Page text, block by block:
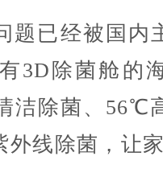
已经被国内
3D除菌舱的
洁除菌、56℃
外线除菌，让